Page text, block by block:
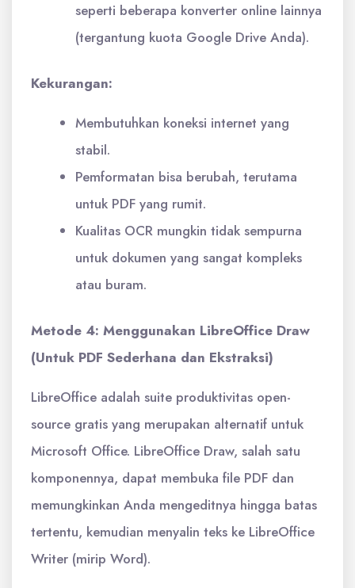
seperti beberapa konverter online lainnya
(tergantung kuota Google Drive Anda).
Kekurangan:
Membutuhkan koneksi internet yang
stabil.
Pemformatan bisa berubah, terutama
untuk PDF yang rumit.
Kualitas OCR mungkin tidak sempurna
untuk dokumen yang sangat kompleks
atau buram.
Metode 4: Menggunakan LibreOffice Draw
(Untuk PDF Sederhana dan Ekstraksi)
LibreOffice adalah suite produktivitas open-
source gratis yang merupakan alternatif untuk
Microsoft Office. LibreOffice Draw, salah satu
komponennya, dapat membuka file PDF dan
memungkinkan Anda mengeditnya hingga batas
tertentu, kemudian menyalin teks ke LibreOffice
Writer (mirip Word).